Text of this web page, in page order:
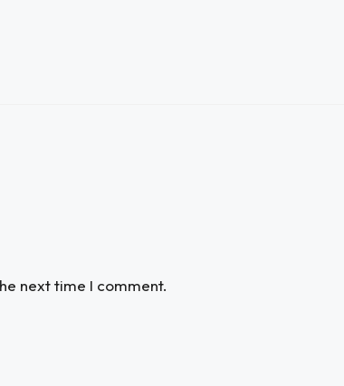
next time I comment.